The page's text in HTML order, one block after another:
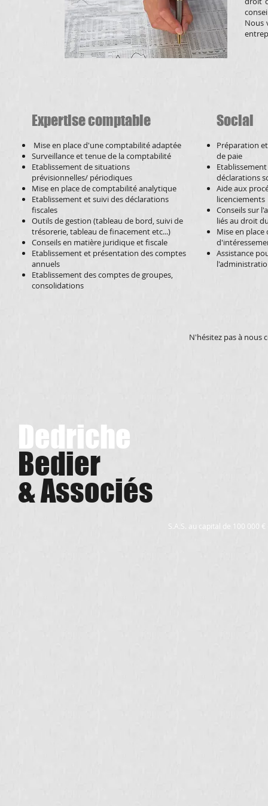
Nous
Expertise comptable
Mise en place d'une comptabilité adaptée
Surveillance et tenue de la comptabilité
Etablissement de situations
prévisionnelles/ périodiques
Mise en place de comptabilité analytique
Etablissement et suivi des déclarations
fiscales
Outils de gestion (tableau de bord, suivi de
trésorerie, tableau de finacement etc...)
Conseils en matière juridique et fiscale
Etablissement et présentation des comptes
annuels
Etablissement des comptes de groupes,
consolidations
Social
Préparation
de paie
déclarations
Aide aux
licenciements
Conseils sur
liés au droit
Mise en place
Assistance
N'hésitez pas à nous
S.A.S. au capital de 100 000
​Dedriche
Bedier
& Associés